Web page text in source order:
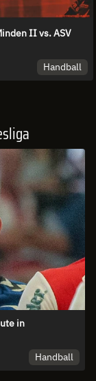
II vs. ASV
Handball
in
Handball